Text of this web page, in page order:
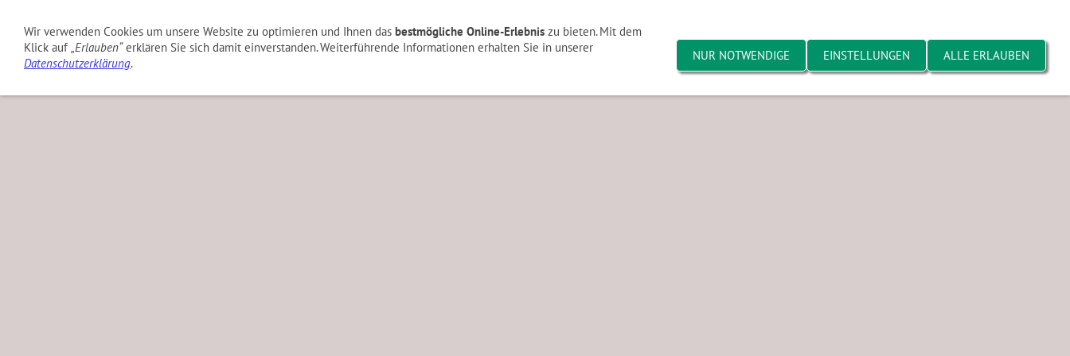
TVA Verein TVA Aktuell TVA Halle TVA Sponsoring Bilder Sonstiges
Bilder 2025 Bilder 2024 Vereinsgelände Hobbyspieler Bildarchiv 2003-2017
Wir verwenden Cookies um unsere Website zu optimieren und Ihnen das bestmögliche Online-Erlebnis zu bieten. Mit dem
Klick auf „Erlauben“erklären Sie sich damit einverstanden. Weiterführende Informationen erhalten Sie in unserer
Datenschutzerklärung.
NUR NOTWENDIGE EINSTELLUNGEN ALLE ERLAUBEN